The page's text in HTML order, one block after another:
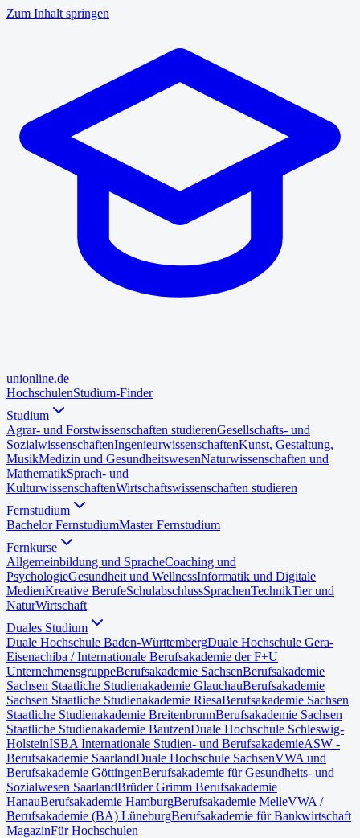
Zum Inhalt springen
unionline.de
HochschulenStudium-Finder
Studium
Agrar- und Forstwissenschaften studierenGesellschafts- und
SozialwissenschaftenIngenieurwissenschaftenKunst, Gestaltung,
MusikMedizin und GesundheitswesenNaturwissenschaften und
MathematikSprach- und
KulturwissenschaftenWirtschaftswissenschaften studieren
Fernstudium
Bachelor FernstudiumMaster Fernstudium
Fernkurse
Allgemeinbildung und SpracheCoaching und
PsychologieGesundheit und WellnessInformatik und Digitale
MedienKreative BerufeSchulabschlussSprachenTechnikTier und
NaturWirtschaft
Duales Studium
Duale Hochschule Baden-WürttembergDuale Hochschule Gera-
Eisenachiba / Internationale Berufsakademie der F+U
UnternehmensgruppeBerufsakademie SachsenBerufsakademie
Sachsen Staatliche Studienakademie GlauchauBerufsakademie
Sachsen Staatliche Studienakademie RiesaBerufsakademie Sachsen
Staatliche Studienakademie BreitenbrunnBerufsakademie Sachsen
Staatliche Studienakademie BautzenDuale Hochschule Schleswig-
HolsteinISBA Internationale Studien- und BerufsakademieASW -
Berufsakademie SaarlandDuale Hochschule SachsenVWA und
Berufsakademie GöttingenBerufsakademie für Gesundheits- und
Sozialwesen SaarlandBrüder Grimm Berufsakademie
HanauBerufsakademie HamburgBerufsakademie MelleVWA /
Berufsakademie (BA) LüneburgBerufsakademie für Bankwirtschaft
MagazinFür Hochschulen